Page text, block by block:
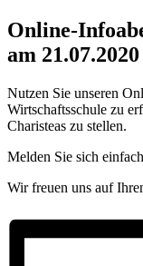
Online-
am 21.07.2020
Nutzen Sie unseren
Wirtschaftsschule zu
Charisteas zu stellen.
Melden Sie sich einfach
Wir freuen uns auf